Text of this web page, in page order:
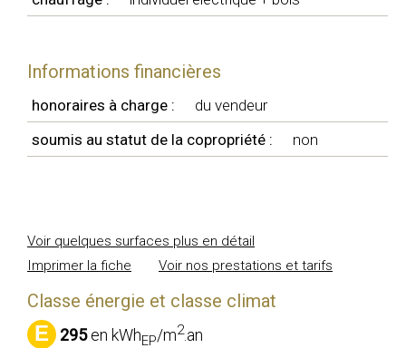
Informations financières
honoraires à charge :
du vendeur
soumis au statut de la copropriété :
non
Voir quelques surfaces plus en détail
Imprimer la fiche
Voir nos prestations et tarifs
Classe énergie et classe climat
E 295en kWhEP/m2.an